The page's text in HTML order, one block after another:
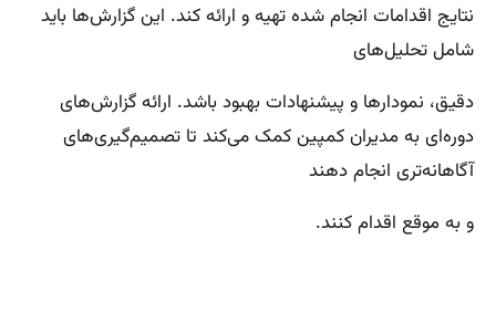
نتایج اقدامات انجام شده تهیه و ارائه کند. این گزارش‌ها باید
شامل تحلیل‌های
دقیق، نمودارها و پیشنهادات بهبود باشد. ارائه گزارش‌های
دوره‌ای به مدیران کمپین کمک می‌کند تا تصمیم‌گیری‌های
آگاهانه‌تری انجام دهند
و به موقع اقدام کنند.